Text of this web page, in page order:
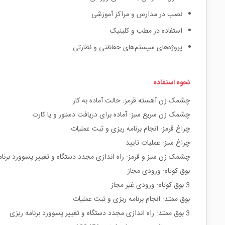
نصب در مدارس و مراکز آموزشی
استفاده در مطب و کلینیک
پروژه‌های سیستم‌های حفاظتی و نظارتی
نحوه استفاده
چشمک زن آهسته قرمز: حالت آماده به کار
چشمک زن سریع سبز: آماده برای دریافت دستور و یا کارت
چراغ قرمز: انجام برنامه ریزی و ثبت عملیات
چراغ سبز: عملیات تایید
چشمک زن سبز و قرمز: راه اندازی مجدد دستگاه و تغییر پسوورد
بوق کوتاه: ورودی مجاز
3 بوق کوتاه: ورودی غیر مجاز
بوق ممتد: انجام برنامه ریزی و ثبت عملیات
3 بوق ممتد: راه اندازی مجدد دستگاه و تغییر پسوورد برنامه ریزی